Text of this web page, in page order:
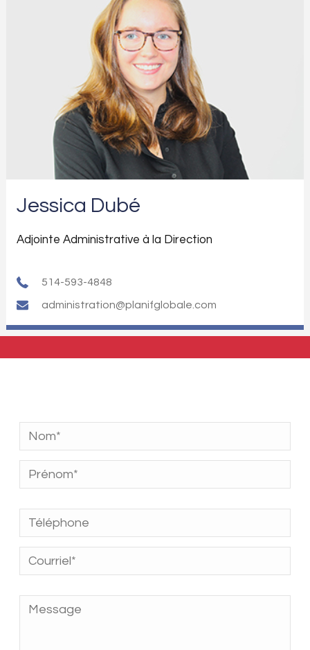
Jessica Dubé
Adjointe Administrative à la Direction
514-593-4848
administration@planifglobale.com